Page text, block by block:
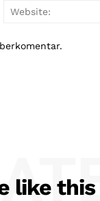
like this